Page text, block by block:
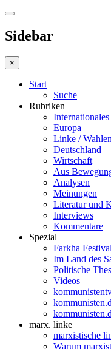
Sidebar
×
Start
Suche
Rubriken
Internationales
Europa
Linke /
Deutschland
Wirtschaft
Aus
Analysen
Meinungen
Literatur und
Interviews
Kommentare
Spezial
Farkha Festival
Im Land des
Politische
Videos
marx. linke
marxistische
Warum